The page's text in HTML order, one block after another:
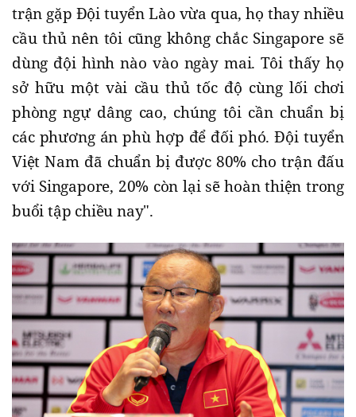
trận gặp Đội tuyển Lào vừa qua, họ thay nhiều
cầu thủ nên tôi cũng không chắc Singapore sẽ
dùng đội hình nào vào ngày mai. Tôi thấy họ
sở hữu một vài cầu thủ tốc độ cùng lối chơi
phòng ngự dâng cao, chúng tôi cần chuẩn bị
các phương án phù hợp để đối phó. Đội tuyển
Việt Nam đã chuẩn bị được 80% cho trận đấu
với Singapore, 20% còn lại sẽ hoàn thiện trong
buổi tập chiều nay".